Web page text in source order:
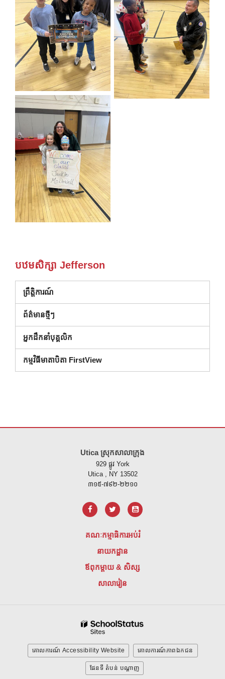
បឋមសិក្សា Jefferson
ព្រឹត្តិការណ៍
ព័ត៌មានថ្មីៗ
អ្នកដឹកនាំបុគ្គលិក
កម្មវិធីមាតាបិតា FirstView
Utica ស្រុកសាលាក្រុង
929 ផ្លូវ York
Utica , NY 13502
៣១៥-៧៩២-២២១០
គណៈកម្មាធិការអប់រំ
នាយកដ្ឋាន
ឪពុកម្តាយ & សិស្ស
សាលារៀន
គោលការណ៍ Accessibility Website គោលការណ៍ភាពឯកជន
ផែនទី តំបន់ បណ្ដាញ